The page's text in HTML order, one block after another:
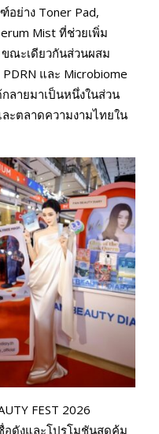
ย่าง Toner Pad,
Mist ที่ช่วยเพิ่ม
ณะเดียวกันส่วนผสม
และ Microbiome
ลายมาเป็นหนึ่งในส่วน
ะตลาดความงามไทยใน
FEST 2026
ดังและโปรโมชันสุดคุ้ม